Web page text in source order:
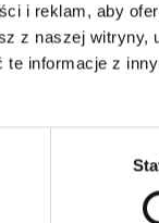
i reklam, aby
z naszej witryny,
informacje z
Wdzianko
stójką
White